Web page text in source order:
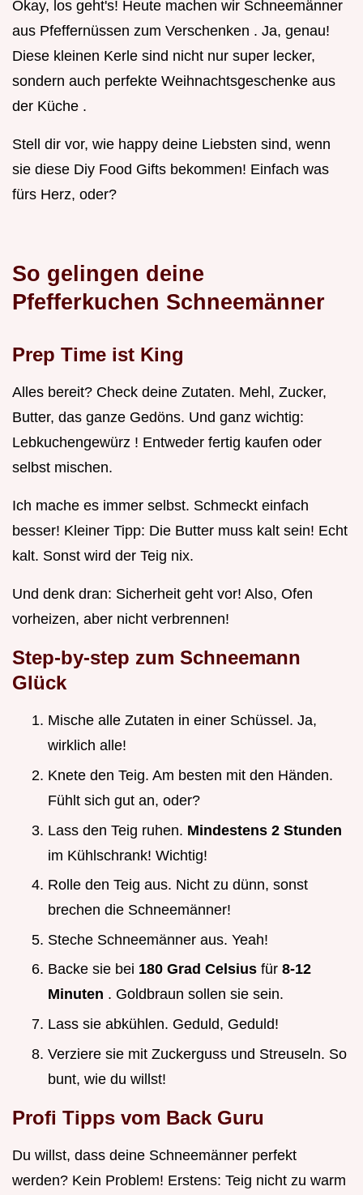
Okay, los geht's! Heute machen wir Schneemänner
aus Pfeffernüssen zum Verschenken . Ja, genau!
Diese kleinen Kerle sind nicht nur super lecker,
sondern auch perfekte Weihnachtsgeschenke aus
der Küche .
Stell dir vor, wie happy deine Liebsten sind, wenn
sie diese Diy Food Gifts bekommen! Einfach was
fürs Herz, oder?
So gelingen deine
Pfefferkuchen Schneemänner
Prep Time ist King
Alles bereit? Check deine Zutaten. Mehl, Zucker,
Butter, das ganze Gedöns. Und ganz wichtig:
Lebkuchengewürz ! Entweder fertig kaufen oder
selbst mischen.
Ich mache es immer selbst. Schmeckt einfach
besser! Kleiner Tipp: Die Butter muss kalt sein! Echt
kalt. Sonst wird der Teig nix.
Und denk dran: Sicherheit geht vor! Also, Ofen
vorheizen, aber nicht verbrennen!
Step-by-step zum Schneemann
Glück
Mische alle Zutaten in einer Schüssel. Ja,
wirklich alle!
Knete den Teig. Am besten mit den Händen.
Fühlt sich gut an, oder?
Lass den Teig ruhen. Mindestens 2 Stunden
im Kühlschrank! Wichtig!
Rolle den Teig aus. Nicht zu dünn, sonst
brechen die Schneemänner!
Steche Schneemänner aus. Yeah!
Backe sie bei 180 Grad Celsius für 8-12
Minuten . Goldbraun sollen sie sein.
Lass sie abkühlen. Geduld, Geduld!
Verziere sie mit Zuckerguss und Streuseln. So
bunt, wie du willst!
Profi Tipps vom Back Guru
Du willst, dass deine Schneemänner perfekt
werden? Kein Problem! Erstens: Teig nicht zu warm